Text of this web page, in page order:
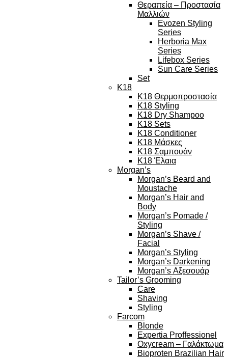
Θεραπεία – Προστασία
Μαλλιών
Evozen Styling
Series
Herboria Max
Series
Lifebox Series
Sun Care Series
Set
K18
K18 Θερμοπροστασία
K18 Styling
K18 Dry Shampoo
K18 Sets
K18 Conditioner
K18 Μάσκες
K18 Σαμπουάν
K18 Έλαια
Morgan’s
Morgan’s Beard and
Moustache
Morgan’s Hair and
Body
Morgan’s Pomade /
Styling
Morgan’s Shave /
Facial
Morgan’s Styling
Morgan’s Darkening
Morgan’s Αξεσουάρ
Tailor’s Grooming
Care
Shaving
Styling
Farcom
Blonde
Expertia Proffessionel
Oxycream – Γαλάκτωμα
Bioproten Brazilian Hair